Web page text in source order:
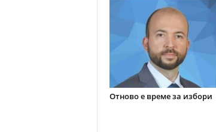
Отново е време за избори